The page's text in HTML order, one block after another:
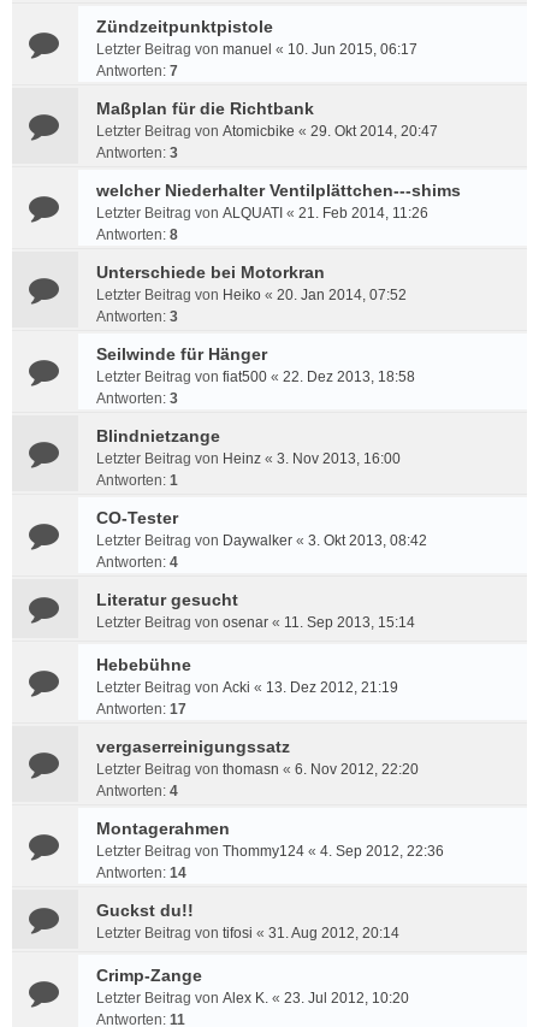
Zündzeitpunktpistole
Letzter Beitrag von manuel « 10. Jun 2015, 06:17
Antworten: 7
Maßplan für die Richtbank
Letzter Beitrag von Atomicbike « 29. Okt 2014, 20:47
Antworten: 3
welcher Niederhalter Ventilplättchen---shims
Letzter Beitrag von ALQUATI « 21. Feb 2014, 11:26
Antworten: 8
Unterschiede bei Motorkran
Letzter Beitrag von Heiko « 20. Jan 2014, 07:52
Antworten: 3
Seilwinde für Hänger
Letzter Beitrag von fiat500 « 22. Dez 2013, 18:58
Antworten: 3
Blindnietzange
Letzter Beitrag von Heinz « 3. Nov 2013, 16:00
Antworten: 1
CO-Tester
Letzter Beitrag von Daywalker « 3. Okt 2013, 08:42
Antworten: 4
Literatur gesucht
Letzter Beitrag von osenar « 11. Sep 2013, 15:14
Hebebühne
Letzter Beitrag von Acki « 13. Dez 2012, 21:19
Antworten: 17
vergaserreinigungssatz
Letzter Beitrag von thomasn « 6. Nov 2012, 22:20
Antworten: 4
Montagerahmen
Letzter Beitrag von Thommy124 « 4. Sep 2012, 22:36
Antworten: 14
Guckst du!!
Letzter Beitrag von tifosi « 31. Aug 2012, 20:14
Crimp-Zange
Letzter Beitrag von Alex K. « 23. Jul 2012, 10:20
Antworten: 11